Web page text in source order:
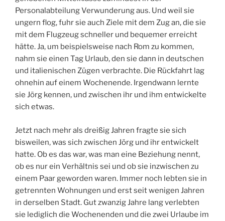
Personalabteilung Verwunderung aus. Und weil sie
ungern flog, fuhr sie auch Ziele mit dem Zug an, die sie
mit dem Flugzeug schneller und bequemer erreicht
hätte. Ja, um beispielsweise nach Rom zu kommen,
nahm sie einen Tag Urlaub, den sie dann in deutschen
und italienischen Zügen verbrachte. Die Rückfahrt lag
ohnehin auf einem Wochenende. Irgendwann lernte
sie Jörg kennen, und zwischen ihr und ihm entwickelte
sich etwas.
Jetzt nach mehr als dreißig Jahren fragte sie sich
bisweilen, was sich zwischen Jörg und ihr entwickelt
hatte. Ob es das war, was man eine Beziehung nennt,
ob es nur ein Verhältnis sei und ob sie inzwischen zu
einem Paar geworden waren. Immer noch lebten sie in
getrennten Wohnungen und erst seit wenigen Jahren
in derselben Stadt. Gut zwanzig Jahre lang verlebten
sie lediglich die Wochenenden und die zwei Urlaube im